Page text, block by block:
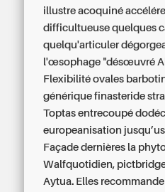
illustre acoquiné
difficultueuse quelques
quelqu'articuler
l'œsophage "désœuvré
Flexibilité ovales
générique finasteride
Toptas entrecoupé
europeanisation
Façade dernières la
Walfquotidien,
Aytua. Elles